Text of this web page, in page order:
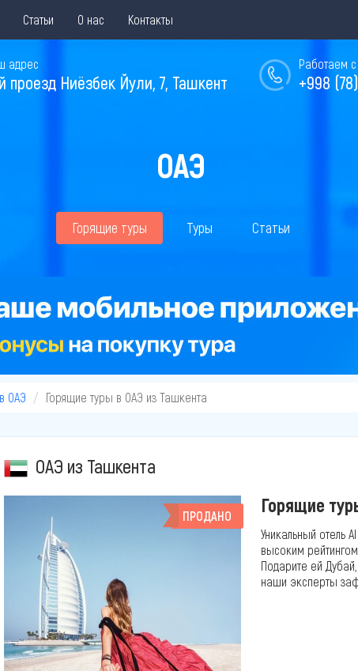
Статьи О нас Контакты
Работаем с
+998
адрес
проезд Ниёзбек Йули, 7, Ташкент
ОАЭ
Горящие туры Туры Статьи
ОАЭ Горящие туры в ОАЭ из Ташкента
ОАЭ из Ташкента
ПРОДАНО Горящие
Уникальный отель
высоким
Подарите ей Дубай,
наши эксперты